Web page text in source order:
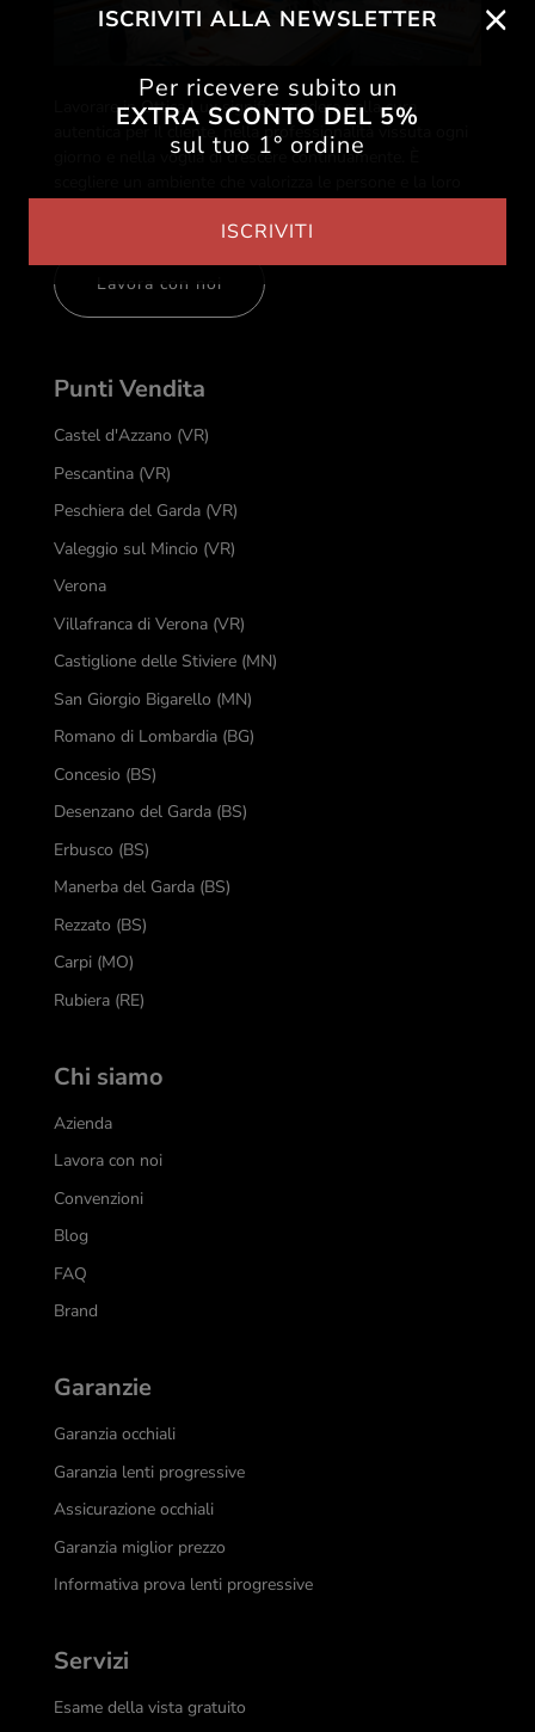
Punti Vendita
Castel d'Azzano (VR)
Pescantina (VR)
Peschiera del Garda (VR)
Valeggio sul Mincio (VR)
Verona
Villafranca di Verona (VR)
Castiglione delle Stiviere (MN)
San Giorgio Bigarello (MN)
Romano di Lombardia (BG)
Concesio (BS)
Desenzano del Garda (BS)
Erbusco (BS)
Manerba del Garda (BS)
Rezzato (BS)
Carpi (MO)
Rubiera (RE)
Chi siamo
Azienda
Lavora con noi
Convenzioni
Blog
FAQ
Brand
Garanzie
Garanzia occhiali
Garanzia lenti progressive
Assicurazione occhiali
Garanzia miglior prezzo
Informativa prova lenti progressive
Servizi
Esame della vista gratuito
Lavorare in Ottica Lux significa credere nella cura
autentica per il cliente, nella professionalità vissuta ogni
giorno e nella voglia di crescere continuamente. È
Lavora con noi
ISCRIVITI ALLA NEWSLETTER
Per ricevere subito un
EXTRA SCONTO DEL 5%
sul tuo 1° ordine
ISCRIVITI